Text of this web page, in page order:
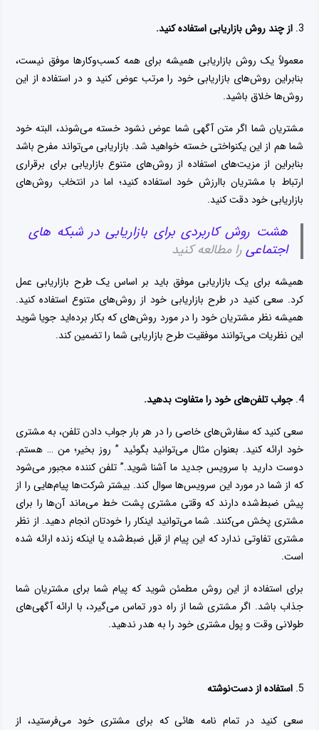
از چند روش بازاریابی استفاده کنید.
معمولاً یک روش بازاریابی همیشه برای همه کسب‌وکارها موفق نیست،
بنابراین روش‌های بازاریابی خود را مرتب عوض کنید و در استفاده از این
روش‌ها خلاق باشید.
مشتریان شما اگر متن آگهی شما عوض نشود خسته می‌شوند، البته خود
شما هم از این یکنواختی خسته خواهید شد. بازاریابی می‌تواند مفرح باشد
بنابراین از مزیت‌های استفاده از روش‌های متنوع بازاریابی برای برقراری
ارتباط با مشتریان باارزش خود استفاده کنید؛ اما در انتخاب روش‌های
بازاریابی خود دقت کنید.
هشت روش کاربردی برای بازاریابی در شبکه‌ های
اجتماعی را مطالعه کنید
همیشه برای یک بازاریابی موفق باید بر اساس یک طرح بازاریابی عمل
کرد. سعی کنید در طرح بازاریابی خود از روش‌های متنوع استفاده کنید.
همیشه نظر مشتریان خود را در مورد روش‌های که بکار برده‌اید جویا شوید
این نظریات می‌توانند موفقیت طرح بازاریابی شما را تضمین کند.
جواب تلفن‌های خود را متفاوت بدهید.
سعی کنید که سفارش‌های خاصی را در هر بار جواب دادن تلفن، به مشتری
خود ارائه کنید. بعنوان مثال می‌توانید بگوئید ” روز بخیر؛ من … هستم.
دوست دارید با سرویس جدید ما آشنا شوید.” تلفن کننده مجبور می‌شود
که از شما در مورد این سرویس‌ها سوال کند. بیشتر شرکت‌ها پیام‌هایی را از
پیش ضبط‌شده دارند که وقتی مشتری پشت خط می‌ماند آن‌ها را برای
مشتری پخش می‌کنند. شما می‌توانید اینکار را خودتان انجام دهید. از نظر
مشتری تفاوتی ندارد که این پیام از قبل ضبط‌شده یا اینکه زنده ارائه شده
است.
برای استفاده از این روش مطمئن شوید که پیام شما برای مشتریان شما
جذاب باشد. اگر مشتری شما از راه دور تماس می‌گیرد، با ارائه آگهی‌های
طولانی وقت و پول مشتری خود را به هدر ندهید.
استفاده از دست‌نوشته
سعی کنید در تمام نامه هائی که برای مشتری خود می‌فرستید، از